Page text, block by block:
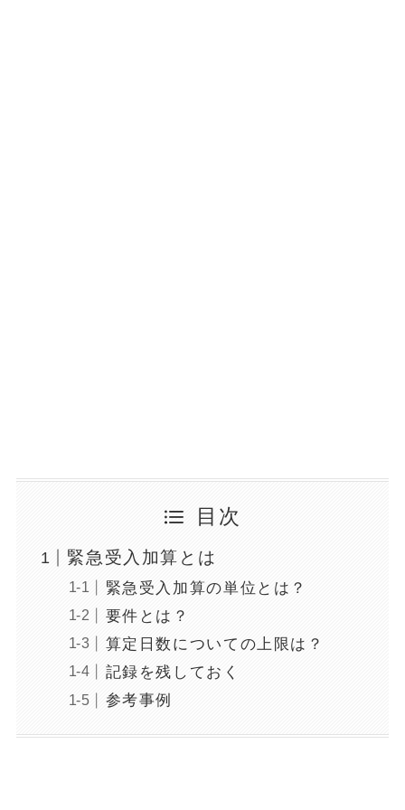
目次
緊急受入加算とは
緊急受入加算の単位とは？
要件とは？
算定日数についての上限は？
記録を残しておく
参考事例